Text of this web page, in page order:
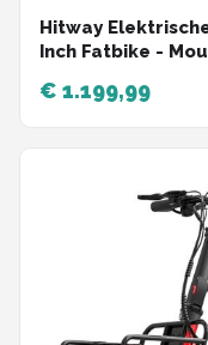
Hitway
Inch Fatbike -
Afneembare
Commuter E-
Versnellingen -
€ 1.199,99